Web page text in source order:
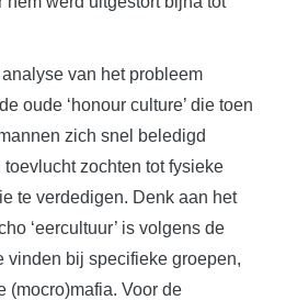
van het probleem
oude ‘honour culture’ die toen
zich snel beledigd
zochten tot fysieke
te verdedigen. Denk aan het
‘eercultuur’ is volgens de
vinden bij specifieke groepen,
(mocro)mafia. Voor de